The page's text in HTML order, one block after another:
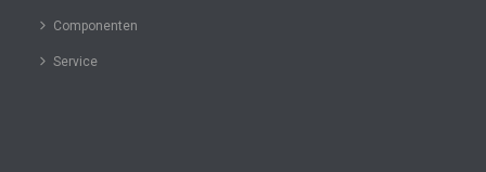
Componenten
Service